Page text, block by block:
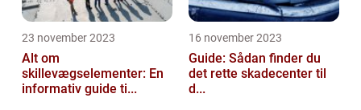
23 november 2023
Alt om
skillevægselementer: En
informativ guide ti...
16 november 2023
Guide: Sådan finder du
det rette skadecenter til
d...